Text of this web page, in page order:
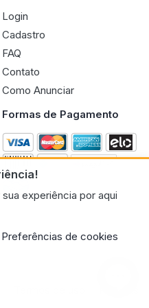
experiência por aqui
Preferências de cookies
Login
Cadastro
FAQ
Contato
Como Anunciar
Formas de Pagamento
PORTAL ELETRONICO